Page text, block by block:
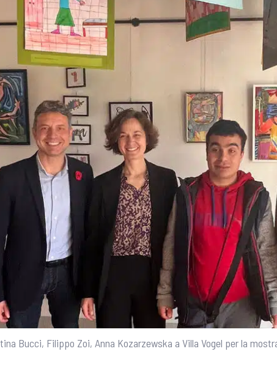
Bucci, Filippo Zoi, Anna Kozarzewska a Villa Vogel per la mostra